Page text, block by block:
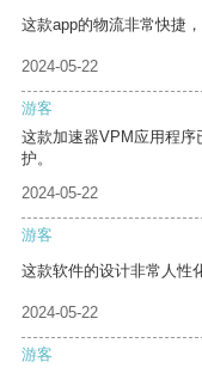
这款app的物流非常快捷
2024-05-22
游客
这款加速器VPM应用程
护。
2024-05-22
游客
这款软件的设计非常人性
2024-05-22
游客